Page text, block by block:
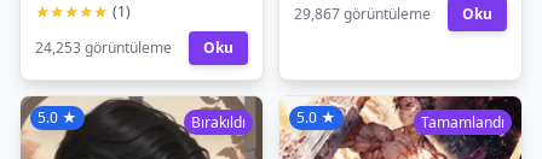
(1)
24,253 görüntüleme
Oku
29,867 görüntüleme
Oku
Bırakıldı
5.0 ★ Tamamlandı
5.0 ★